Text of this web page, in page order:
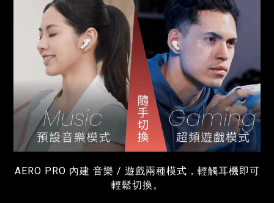
AERO PRO 內建 音樂 / 遊戲兩種模式，輕觸耳機即可
輕鬆切換。